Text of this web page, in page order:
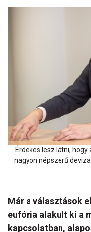
Érdekes lesz látni,
nagyon népszerű
Már a választások
eufória alakult ki a
kapcsolatban,